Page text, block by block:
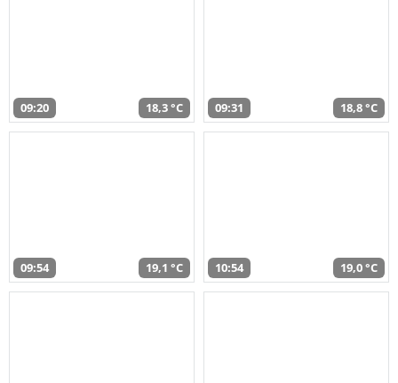
09:20 18,3 °C 09:31 18,8 °C
09:54 19,1 °C 10:54 19,0 °C